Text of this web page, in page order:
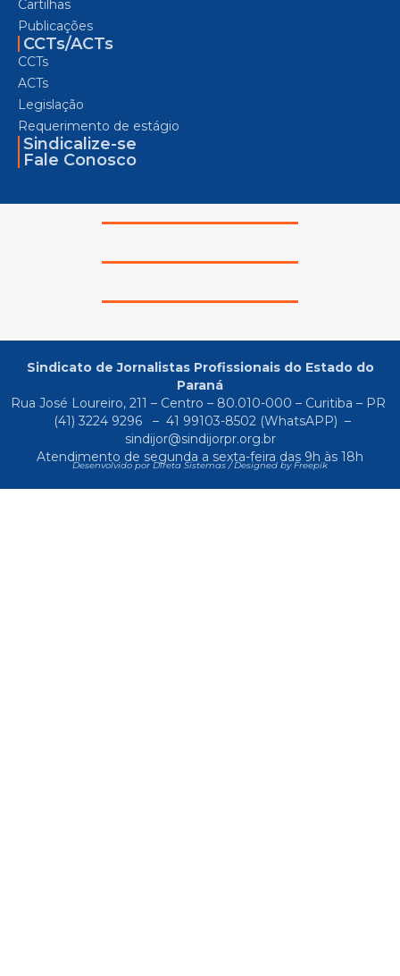
Cartilhas
Publicações
CCTs/ACTs
CCTs
ACTs
Legislação
Requerimento de estágio
Sindicalize-se
Fale Conosco
Sindicato de Jornalistas Profissionais do Estado do
Paraná
Rua José Loureiro, 211 – Centro – 80.010-000 – Curitiba – PR
(41) 3224 9296
– 41 99103-8502(WhatsAPP) –
sindijor@sindijorpr.org.br
Atendimento de segunda a sexta-feira das 9h às 18h
Desenvolvido por Direta Sistemas /Designed by Freepik